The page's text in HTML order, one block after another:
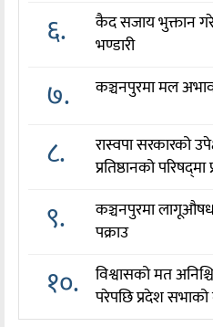
६.
कैद सजाय भुक्तान
भण्डारी
७. कञ्चनपुरमा मल
८.
रास्वपा सरकारको
प्रतिष्ठानको
९.
कञ्चनपुरमा
पक्राउ
१०.
विश्वासको मत
परेपछि प्रदेश सभाको